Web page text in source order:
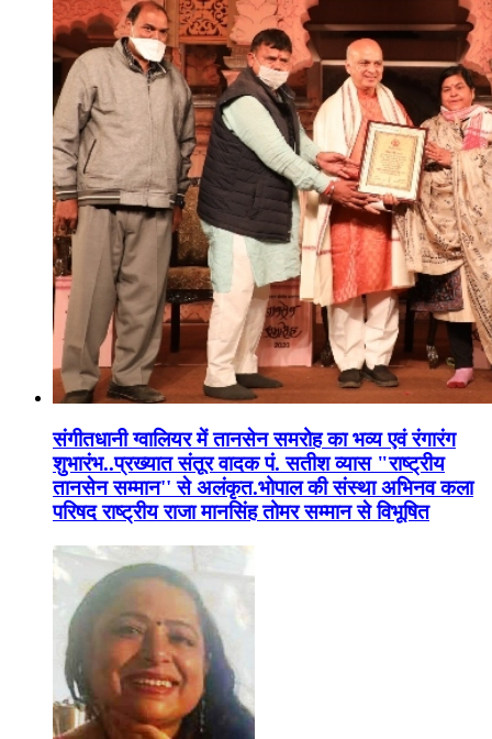
संगीतधानी ग्वालियर में तानसेन समरोह का भव्य एवं रंगारंग
शुभारंभ..प्रख्यात संतूर वादक पं. सतीश व्यास "राष्ट्रीय
तानसेन सम्मान'' से अलंकृत.भोपाल की संस्था अभिनव कला
परिषद राष्ट्रीय राजा मानसिंह तोमर सम्मान से विभूषित